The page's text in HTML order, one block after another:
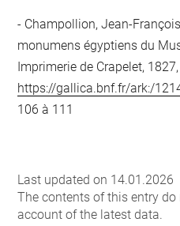
Champollion, Jean-
monumens égyptiens du
Imprimerie de Crapelet,
https://gallica.bnf.fr/ark:/
106 à 111
Last updated on 14.01.2026
The contents of this entry
account of the latest data.